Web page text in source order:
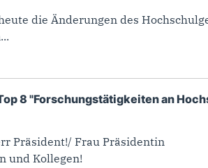
die Änderungen des
8 "Forschungstätigkeiten an
Präsident!/ Frau Präsidentin
und Kollegen!